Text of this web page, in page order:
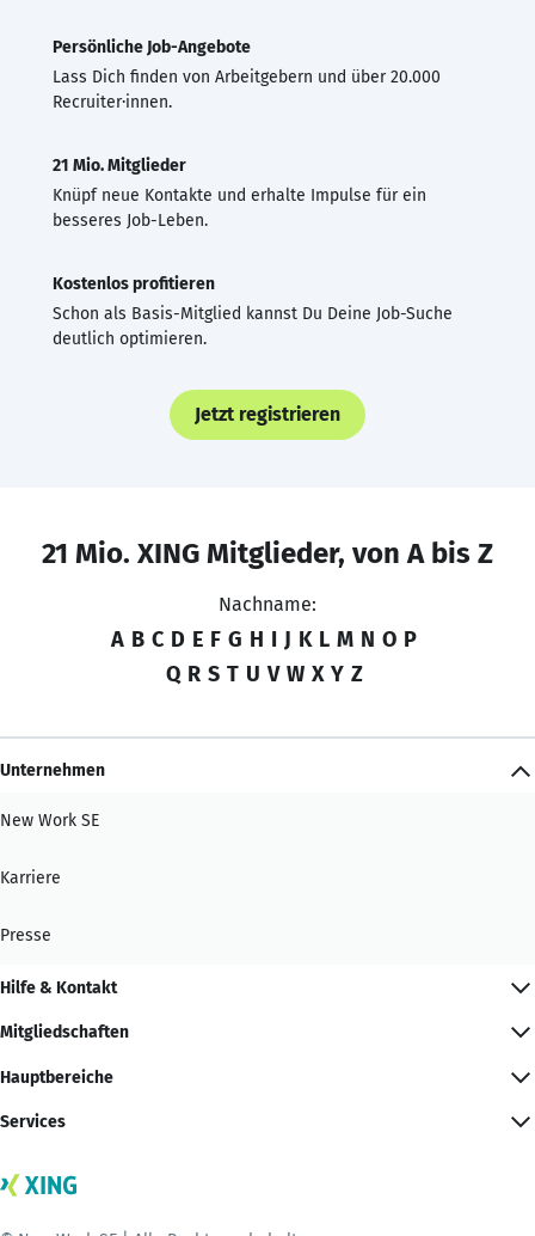
Persönliche Job-Angebote
Lass Dich finden von Arbeitgebern und über 20.000
Recruiter·innen.
21 Mio. Mitglieder
Knüpf neue Kontakte und erhalte Impulse für ein
besseres Job-Leben.
Kostenlos profitieren
Schon als Basis-Mitglied kannst Du Deine Job-Suche
deutlich optimieren.
Jetzt registrieren
21 Mio. XING Mitglieder, von A bis Z
Nachname:
A B C D E F G H I J K L M N O P
Q R S T U V W X Y Z
Unternehmen
New Work SE
Karriere
Presse
Hilfe & Kontakt
Mitgliedschaften
Hauptbereiche
Services